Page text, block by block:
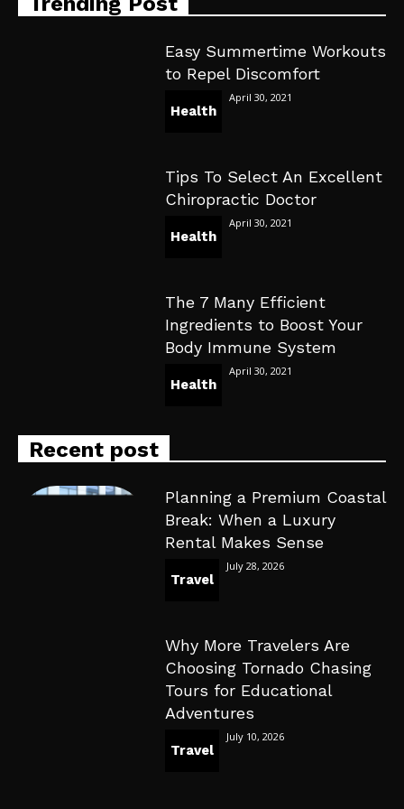
Easy Summertime Workouts
to Repel Discomfort
Health
April 30, 2021
Tips To Select An Excellent
Chiropractic Doctor
Health
April 30, 2021
The 7 Many Efficient
Ingredients to Boost Your
Body Immune System
Health
April 30, 2021
Recent post
Planning a Premium Coastal
Break: When a Luxury
Rental Makes Sense
Travel
July 28, 2026
Why More Travelers Are
Choosing Tornado Chasing
Tours for Educational
Adventures
Travel
July 10, 2026